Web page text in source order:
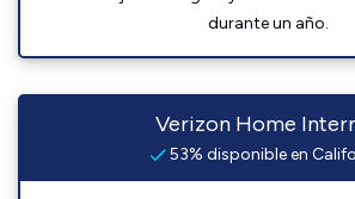
durante un año.
Verizon Home
53% disponible en